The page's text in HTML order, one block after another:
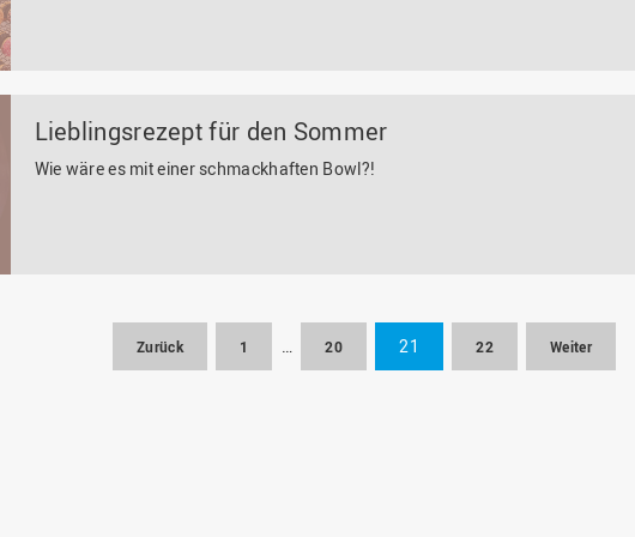
Lieblingsrezept für den Sommer
Wie wäre es mit einer schmackhaften Bowl?!
Zurück 1 … 20 21 22 Weiter